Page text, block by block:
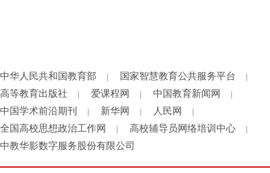
中华人民共和国教育部 国家智慧教育公共服务平台
高等教育出版社 爱课程网 中国教育新闻网
中国学术前沿期刊 新华网 人民网
全国高校思想政治工作网 高校辅导员网络培训中心
中教华影数字服务股份有限公司